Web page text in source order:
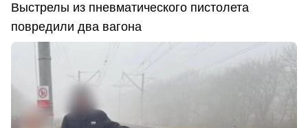
Выстрелы из пневматического пистолета
повредили два вагона